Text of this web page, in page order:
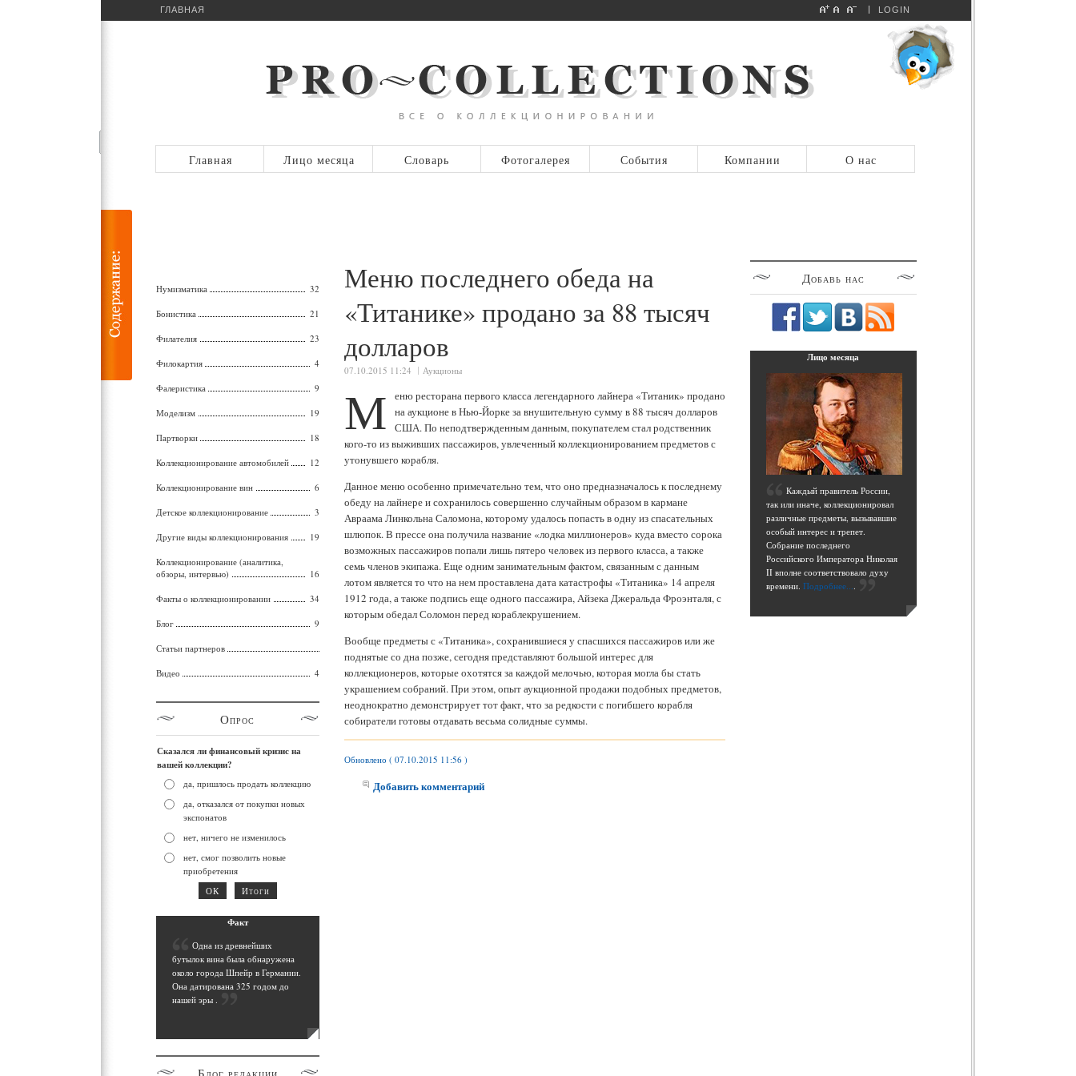
ГЛАВНАЯ LOGIN
Главная Лицо месяца Словарь Фотогалерея События Компании О нас
Меню последнего обеда на
«Титанике» продано за 88 тысяч
долларов
07.10.2015 11:24 Аукционы
М
еню ресторана первого класса легендарного лайнера «Титаник» продано
на аукционе в Нью-Йорке за внушительную сумму в 88 тысяч долларов
США. По неподтвержденным данным, покупателем стал родственник
кого-то из выживших пассажиров, увлеченный коллекционированием предметов с
утонувшего корабля.
Данное меню особенно примечательно тем, что оно предназначалось к последнему
обеду на лайнере и сохранилось совершенно случайным образом в кармане
Авраама Линкольна Саломона, которому удалось попасть в одну из спасательных
шлюпок. В прессе она получила название «лодка миллионеров» куда вместо сорока
возможных пассажиров попали лишь пятеро человек из первого класса, а также
семь членов экипажа. Еще одним занимательным фактом, связанным с данным
лотом является то что на нем проставлена дата катастрофы «Титаника» 14 апреля
1912 года, а также подпись еще одного пассажира, Айзека Джеральда Фроэнталя, с
которым обедал Соломон перед кораблекрушением.
Вообще предметы с «Титаника», сохранившиеся у спасшихся пассажиров или же
поднятые со дна позже, сегодня представляют большой интерес для
коллекционеров, которые охотятся за каждой мелочью, которая могла бы стать
украшением собраний. При этом, опыт аукционной продажи подобных предметов,
неоднократно демонстрирует тот факт, что за редкости с погибшего корабля
собиратели готовы отдавать весьма солидные суммы.
Обновлено ( 07.10.2015 11:56 )
Добавить комментарий
Нумизматика 32
Бонистика 21
Филателия 23
Филокартия 4
Фалеристика 9
Моделизм 19
Партворки 18
Коллекционирование автомобилей 12
Коллекционирование вин 6
Детское коллекционирование 3
Другие виды коллекционирования 19
Коллекционирование (аналитика,
обзоры, интервью)
16
Факты о коллекционировании 34
Блог 9
Статьи партнеров
Видео 4
Опрос
Сказался ли финансовый кризис на
вашей коллекции?
да, пришлось продать коллекцию
да, отказался от покупки новых
экспонатов
нет, ничего не изменилось
нет, смог позволить новые
приобретения
Факт
Одна из древнейших
бутылок вина была обнаружена
около города Шпейр в Германии.
Она датирована 325 годом до
нашей эры .
Добавь нас
Лицо месяца
Каждый правитель России,
так или иначе, коллекционировал
различные предметы, вызывавшие
особый интерес и трепет.
Собрание последнего
Российского Императора Николая
II вполне соответствовало духу
времени. Подробнее....